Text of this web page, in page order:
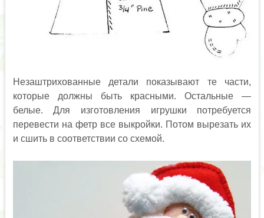
Незаштрихованные детали показывают те части,
которые должны быть красными. Остальные —
белые. Для изготовления игрушки потребуется
перевести на фетр все выкройки. Потом вырезать их
и сшить в соответствии со схемой.